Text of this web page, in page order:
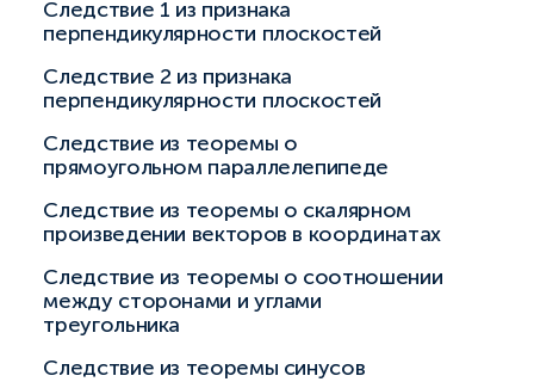
Следствие 1 из признака
перпендикулярности плоскостей
Следствие 2 из признака
перпендикулярности плоскостей
Следствие из теоремы о
прямоугольном параллелепипеде
Следствие из теоремы о скалярном
произведении векторов в координатах
Следствие из теоремы о соотношении
между сторонами и углами
треугольника
Следствие из теоремы синусов